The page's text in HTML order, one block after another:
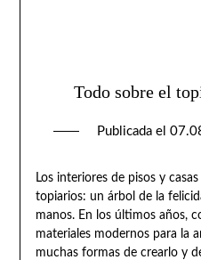
Todo sobre el
Publicada el
Los interiores de pisos y
topiarios: un árbol de la
manos. En los últimos años,
materiales modernos para la
muchas formas de crearlo y